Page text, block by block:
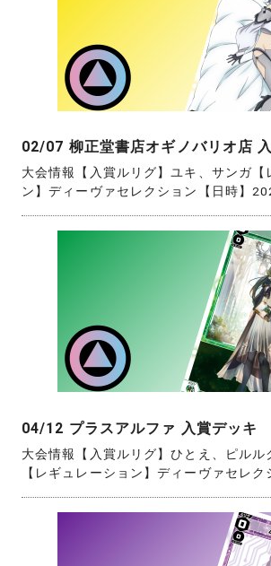
02/07 柳正堂書店オギノバリオ店
大会情報【入賞ルリグ】ユキ、サンガ【
ン】ディーヴァセレクション【日時】
04/12 プラスアルファ 入賞デッキ
大会情報【入賞ルリグ】ひとえ、ピルル
【レギュレーション】ディーヴァセレク